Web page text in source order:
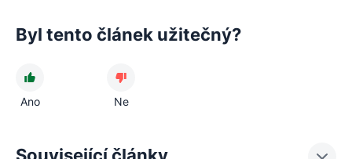
Byl tento článek užitečný?
Ano Ne
Související články